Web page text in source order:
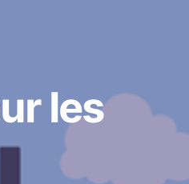
les